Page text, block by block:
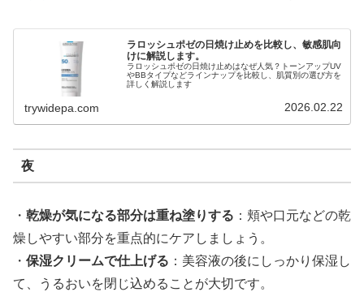
ラロッシュポゼの日焼け止めを比較し、敏感肌向
けに解説します。
ラロッシュポゼの日焼け止めはなぜ人気？トーンアップUV
やBBタイプなどラインナップを比較し、肌質別の選び方を
詳しく解説します
trywidepa.com 2026.02.22
夜
・ 乾燥が気になる部分は重ね塗りする ：頬や口元などの乾
燥しやすい部分を重点的にケアしましょう。
・ 保湿クリームで仕上げる ：美容液の後にしっかり保湿し
て、うるおいを閉じ込めることが大切です。